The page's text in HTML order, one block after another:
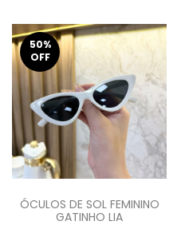
50%
OFF
ÓCULOS DE SOL FEMININO
GATINHO LIA